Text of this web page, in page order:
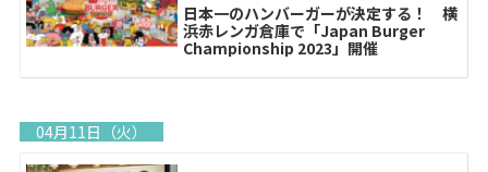
日本一のハンバーガーが決定する！ 横
浜赤レンガ倉庫で「Japan Burger
Championship 2023」開催
04月11日（火）